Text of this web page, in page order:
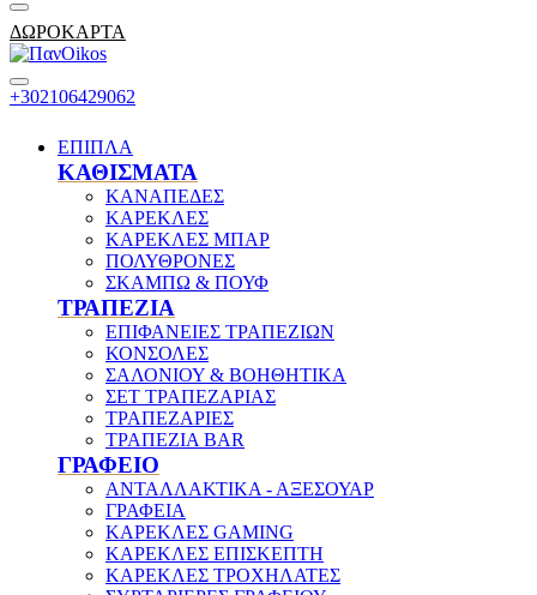
ΔΩΡΟΚΑΡΤΑ
+302106429062
ΕΠΙΠΛΑ
ΚΑΘΙΣΜΑΤΑ
ΚΑΝΑΠΕΔΕΣ
ΚΑΡΕΚΛΕΣ
ΚΑΡΕΚΛΕΣ ΜΠΑΡ
ΠΟΛΥΘΡΟΝΕΣ
ΣΚΑΜΠΩ & ΠΟΥΦ
ΤΡΑΠΕΖΙΑ
ΕΠΙΦΑΝΕΙΕΣ ΤΡΑΠΕΖΙΩΝ
ΚΟΝΣΟΛΕΣ
ΣΑΛΟΝΙΟΥ & ΒΟΗΘΗΤΙΚΑ
ΣΕΤ ΤΡΑΠΕΖΑΡΙΑΣ
ΤΡΑΠΕΖΑΡΙΕΣ
ΤΡΑΠΕΖΙΑ BAR
ΓΡΑΦΕΙΟ
ΑΝΤΑΛΛΑΚΤΙΚΑ - ΑΞΕΣΟΥΑΡ
ΓΡΑΦΕΙΑ
ΚΑΡΕΚΛΕΣ GAMING
ΚΑΡΕΚΛΕΣ ΕΠΙΣΚΕΠΤΗ
ΚΑΡΕΚΛΕΣ ΤΡΟΧΗΛΑΤΕΣ